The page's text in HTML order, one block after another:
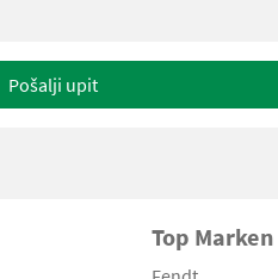
Pošalji upit
Top Marken